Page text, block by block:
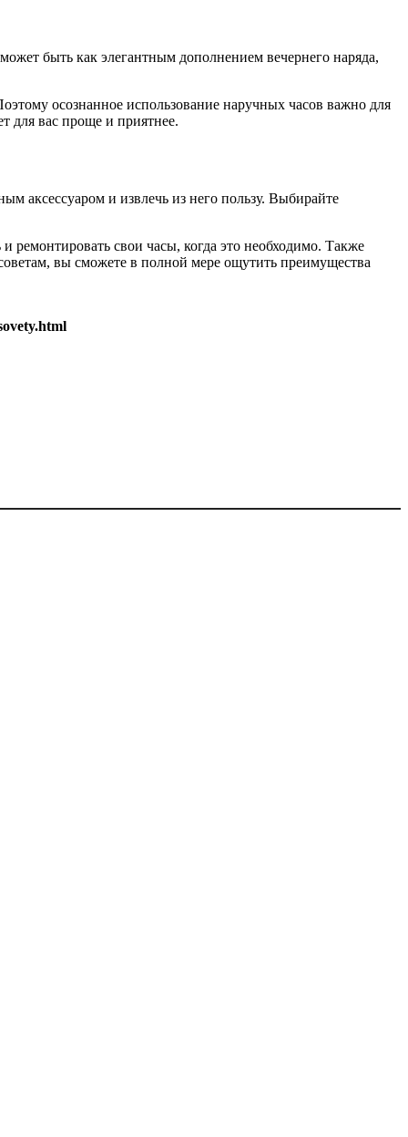
быть как элегантным дополнением вечернего наряда,
осознанное использование наручных часов важно для
для вас проще и приятнее.
аксессуаром и извлечь из него пользу. Выбирайте
ремонтировать свои часы, когда это необходимо. Также
вы сможете в полной мере ощутить преимущества